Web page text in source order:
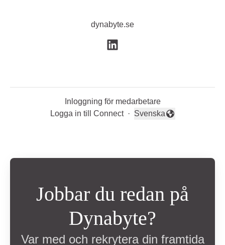
dynabyte.se
Inloggning för medarbetare
Logga in till Connect
·
Byt språk
Svenska
Jobbar du redan på
Dynabyte?
Var med och rekrytera din framtida